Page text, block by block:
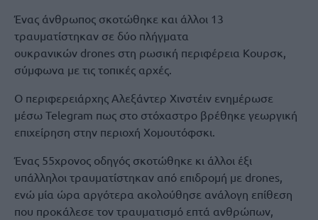
Ένας άνθρωπος σκοτώθηκε και άλλοι 13
τραυματίστηκαν σε δύο πλήγματα
ουκρανικών drones στη ρωσική περιφέρεια Κουρσκ,
σύμφωνα με τις τοπικές αρχές.
Ο περιφερειάρχης Αλεξάντερ Χινστέιν ενημέρωσε
μέσω Telegram πως στο στόχαστρο βρέθηκε γεωργική
επιχείρηση στην περιοχή Χομουτόφσκι.
Ένας 55χρονος οδηγός σκοτώθηκε κι άλλοι έξι
υπάλληλοι τραυματίστηκαν από επιδρομή με drones,
ενώ μία ώρα αργότερα ακολούθησε ανάλογη επίθεση
που προκάλεσε τον τραυματισμό επτά ανθρώπων,